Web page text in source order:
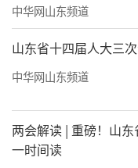
中华网山东频道
山东省十四届人大三
中华网山东频道
两会解读 | 重磅！山
一时间读